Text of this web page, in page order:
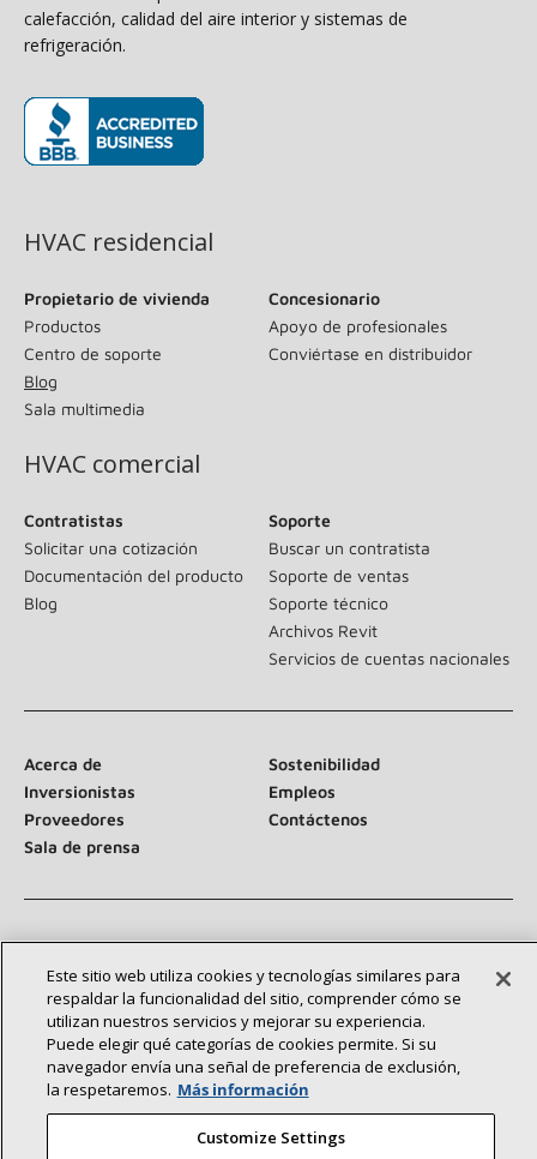
calefacción, calidad del aire interior y sistemas de
refrigeración.
HVAC residencial
Propietario de vivienda
Productos
Centro de soporte
Blog
Sala multimedia
Concesionario
Apoyo de profesionales
Conviértase en distribuidor
HVAC comercial
Contratistas
Solicitar una cotización
Documentación del producto
Blog
Soporte
Buscar un contratista
Soporte de ventas
Soporte técnico
Archivos Revit
Servicios de cuentas nacionales
Acerca de
Sostenibilidad
Inversionistas
Empleos
Proveedores
Contáctenos
Sala de prensa
Conéctese con nosotros:
©2026 Lennox International Inc.
Mapa del sitio
Declaración de accesibilidad
Este sitio web utiliza cookies y tecnologías similares para
respaldar la funcionalidad del sitio, comprender cómo se
utilizan nuestros servicios y mejorar su experiencia.
Puede elegir qué categorías de cookies permite. Si su
navegador envía una señal de preferencia de exclusión,
la respetaremos. Más información
Customize Settings